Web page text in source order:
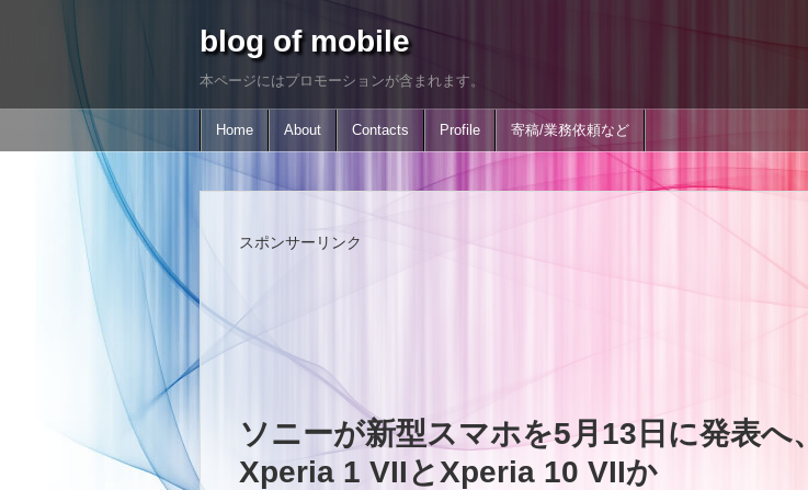
blog of mobile
本ページにはプロモーションが含まれます。
Home About Contacts Profile 寄稿/業務依頼など
スポンサーリンク
ソニーが新型スマホを5月13日に発表へ、
Xperia 1 VIIとXperia 10 VIIか